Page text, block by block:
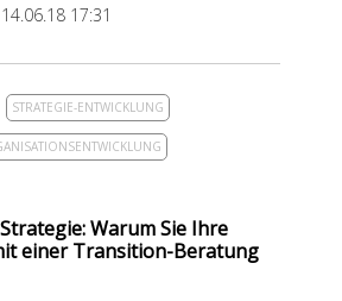
17:31
STRATEGIE-ENTWICKLUNG
Warum Sie Ihre
einer Transition-Beratung